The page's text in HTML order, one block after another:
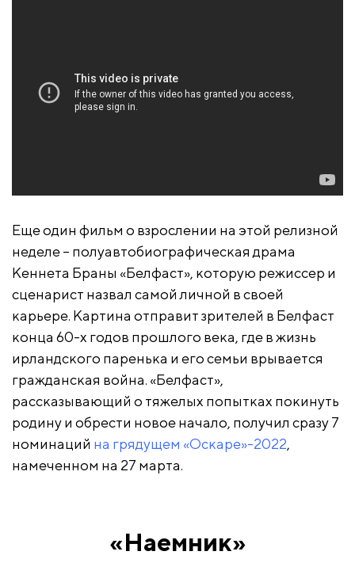
Еще один фильм о взрослении на этой релизной
неделе – полуавтобиографическая драма
Кеннета Браны «Белфаст», которую режиссер и
сценарист назвал самой личной в своей
карьере. Картина отправит зрителей в Белфаст
конца 60-х годов прошлого века, где в жизнь
ирландского паренька и его семьи врывается
гражданская война. «Белфаст»,
рассказывающий о тяжелых попытках покинуть
родину и обрести новое начало, получил сразу 7
номинаций на грядущем «Оскаре»-2022,
намеченном на 27 марта.
«Наемник»